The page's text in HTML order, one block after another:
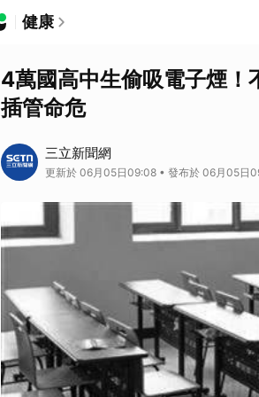
健康
4萬國高中生偷吸電子煙
插管命危
三立新聞網
更新於 06月05日09:08 • 發布於 06月05日